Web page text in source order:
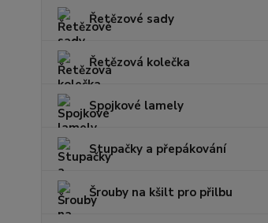
Řetězové sady
Řetězová kolečka
Spojkové lamely
Stupačky a přepákování
Šrouby na kšilt pro přilbu